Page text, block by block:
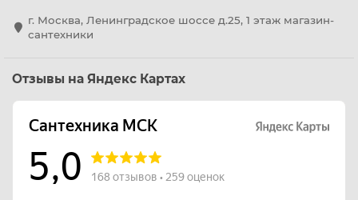
г. Москва, Ленинградское шоссе д.25, 1 этаж магазин-
сантехники
Отзывы на Яндекс Картах